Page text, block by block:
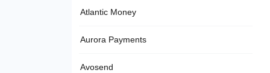
Atlantic Money
Aurora Payments
Avosend